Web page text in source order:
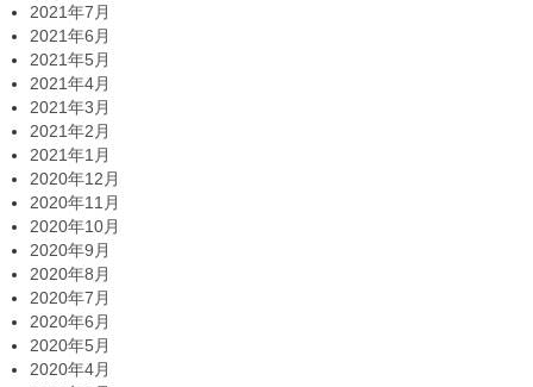
2021年7月
2021年6月
2021年5月
2021年4月
2021年3月
2021年2月
2021年1月
2020年12月
2020年11月
2020年10月
2020年9月
2020年8月
2020年7月
2020年6月
2020年5月
2020年4月